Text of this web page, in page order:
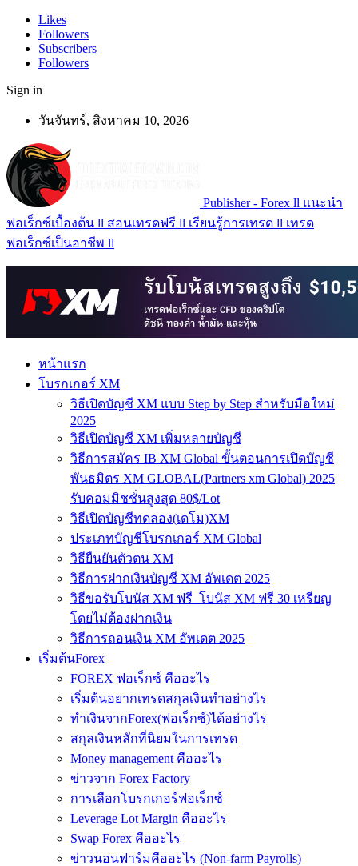
Likes
Followers
Subscribers
Followers
Sign in
วันจันทร์, สิงหาคม 10, 2026
Publisher - Forex ll แนะนำ
ฟอเร็กซ์เบื้องต้น ll สอนเทรดฟรี ll เรียนรู้การเทรด ll เทรด
ฟอเร็กซ์เป็นอาชีพ ll
หน้าแรก
โบรกเกอร์ XM
วิธีเปิดบัญชี XM แบบ Step by Step สำหรับมือใหม่
2025
วิธีเปิดบัญชี XM เพิ่มหลายบัญชี
วิธีการสมัคร IB XM Global ขั้นตอนการเปิดบัญชี
พันธมิตร XM GLOBAL(Partners xm Global) 2025
รับคอมมิชชั่นสูงสุด 80$/Lot
วิธีเปิดบัญชีทดลอง(เดโม)XM
ประเภทบัญชีโบรกเกอร์ XM Global
วิธียืนยันตัวตน XM
วิธีการฝากเงินบัญชี XM อัพเดต 2025
วิธีขอรับโบนัส XM ฟรี โบนัส XM ฟรี 30 เหรียญ
โดยไม่ต้องฝากเงิน
วิธีการถอนเงิน XM อัพเดต 2025
เริ่มต้นForex
FOREX ฟอเร็กซ์ คืออะไร
เริ่มต้นอยากเทรดสกุลเงินทำอย่างไร
ทำเงินจากForex(ฟอเร็กซ์)ได้อย่างไร
สกุลเงินหลักที่นิยมในการเทรด
Money management คืออะไร
ข่าวจาก Forex Factory
การเลือกโบรกเกอร์ฟอเร็กซ์
Leverage Lot Margin คืออะไร
Swap Forex คืออะไร
ข่าวนอนฟาร์มคืออะไร (Non-farm Payrolls)